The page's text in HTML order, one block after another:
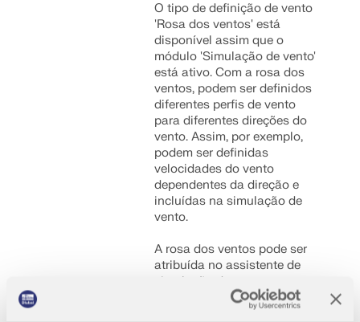
O tipo de definição de vento
'Rosa dos ventos' está
disponível assim que o
módulo 'Simulação de vento'
está ativo. Com a rosa dos
ventos, podem ser definidos
diferentes perfis de vento
para diferentes direções do
vento. Assim, por exemplo,
podem ser definidas
velocidades do vento
dependentes da direção e
incluídas na simulação de
vento.
A rosa dos ventos pode ser
atribuída no assistente de
simulação de vento como
alternativa a um único perfil
de vento independente da